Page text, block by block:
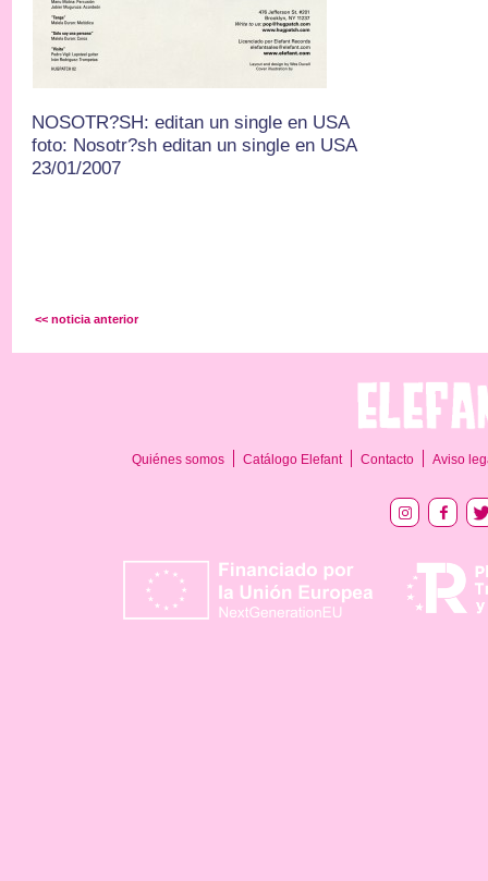
NOSOTR?SH: editan un single en USA
foto: Nosotr?sh editan un single en USA
23/01/2007
<< noticia anterior
Quiénes somos Catálogo Elefant Contacto Aviso